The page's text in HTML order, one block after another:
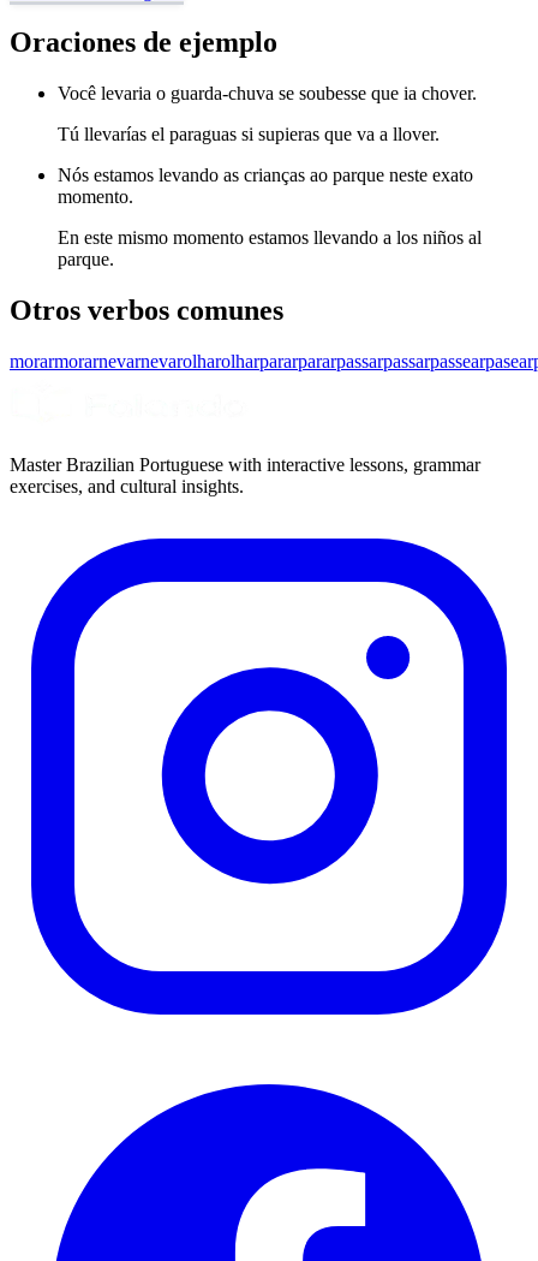
Oraciones de ejemplo
Você levaria o guarda-chuva se soubesse que ia chover.
Tú llevarías el paraguas si supieras que va a llover.
Nós estamos levando as crianças ao parque neste exato
momento.
En este mismo momento estamos llevando a los niños al
parque.
Otros verbos comunes
morarmorarnevarnevarolharolharpararpararpassarpassarpassearpasear
Master Brazilian Portuguese with interactive lessons, grammar
exercises, and cultural insights.